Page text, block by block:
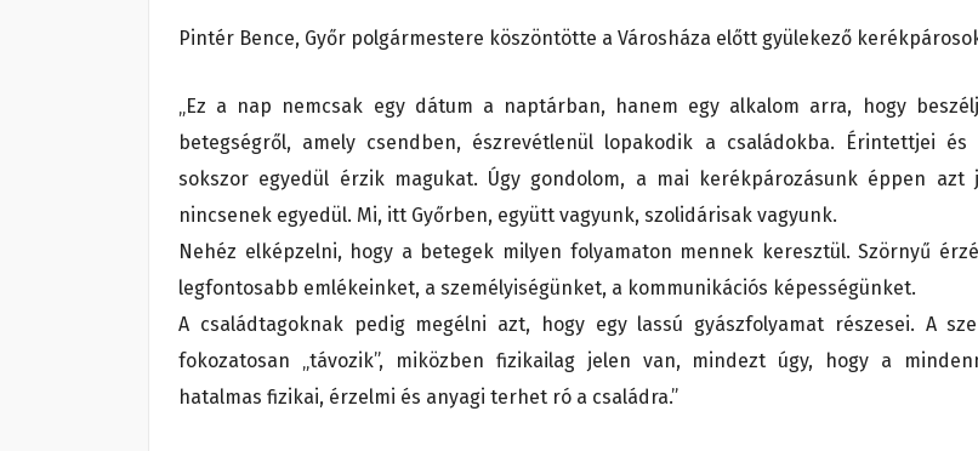
Pintér Bence, Győr polgármestere köszöntötte a Városháza előtt gyülekező
„Ez a nap nemcsak egy dátum a naptárban, hanem egy alkalom arra, hogy
betegségről, amely csendben, észrevétlenül lopakodik a családokba. Érintettjei és
sokszor egyedül érzik magukat. Úgy gondolom, a mai kerékpározásunk éppen azt
nincsenek egyedül. Mi, itt Győrben, együtt vagyunk, szolidárisak vagyunk.
Nehéz elképzelni, hogy a betegek milyen folyamaton mennek keresztül. Szörnyű
legfontosabb emlékeinket, a személyiségünket, a kommunikációs képességünket.
A családtagoknak pedig megélni azt, hogy egy lassú gyászfolyamat részesei. A
fokozatosan „távozik”, miközben fizikailag jelen van, mindezt úgy, hogy a
hatalmas fizikai, érzelmi és anyagi terhet ró a családra.”